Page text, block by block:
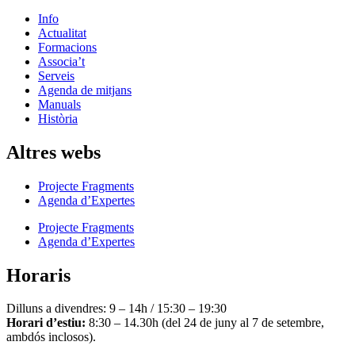
Info
Actualitat
Formacions
Associa’t
Serveis
Agenda de mitjans
Manuals
Història
Altres webs
Projecte Fragments
Agenda d’Expertes
Projecte Fragments
Agenda d’Expertes
Horaris
Dilluns a divendres: 9 – 14h / 15:30 – 19:30
Horari d’estiu: 8:30 – 14.30h (del 24 de juny al 7 de setembre,
ambdós inclosos).